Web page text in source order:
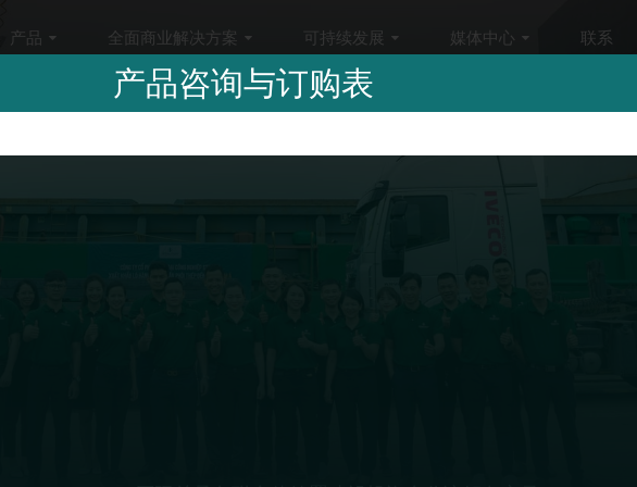
产品 全面商业解决方案 可持续发展 媒体中心 联系
产品咨询与订购表